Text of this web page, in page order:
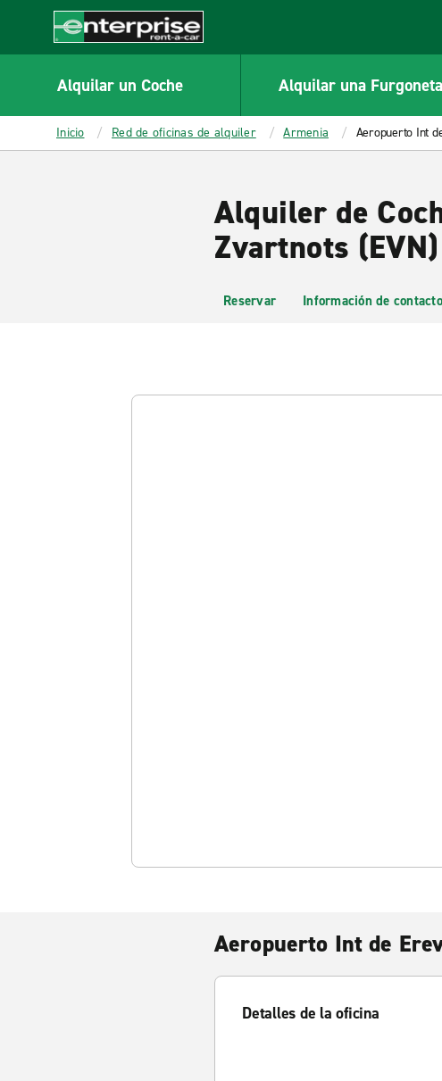
CONTENT
Enterprise
Alquilar un Coche Alquilar una Furgoneta
Inicio Red de oficinas de alquiler Armenia Aeropuerto Int
Alquiler de
Zvartnots (EVN)
Reservar Información de
Aeropuerto Int de
Detalles de la oficina